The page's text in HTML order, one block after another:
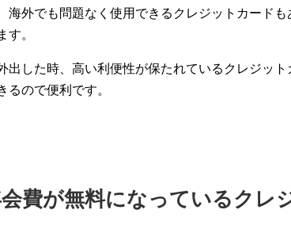
海外でも問題なく使用できるクレジットカード
す。
出した時、高い利便性が保たれているクレジッ
るので便利です。
費が無料になっているクレ